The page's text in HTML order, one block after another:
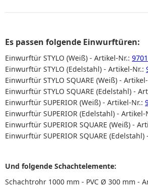
Es passen folgende Einwurftüren:
Einwurftür STYLO (Weiß) - Artikel-Nr.: 9701
Einwurftür STYLO (Edelstahl) - Artikel-Nr.:
Einwurftür STYLO SQUARE (Weiß) -
Einwurftür STYLO SQUARE (Edelstahl) -
Einwurftür SUPERIOR (Weiß) - Artikel-Nr.:
Einwurftür SUPERIOR (Edelstahl) - Artikel-
Einwurftür SUPERIOR SQUARE (Weiß) -
Einwurftür SUPERIOR SQUARE
Und folgende Schachtelemente:
Schachtrohr 1000 mm - PVC Ø 300 mm -